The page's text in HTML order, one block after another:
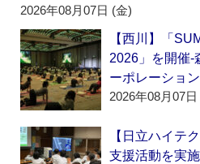
2026年08月07日 (金)
【西川】「
2026」を開催‐
ーポレーショ
2026年08月07日
【日立ハイテ
支援活動を実施